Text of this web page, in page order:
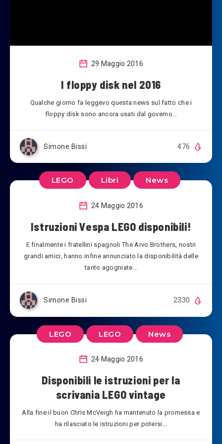
29 Maggio 2016
I floppy disk nel 2016
Qualche giorno fa leggevo questa news sul fatto che i
floppy disk sono ancora usati dal governo…
Simone Bissi 476
LEGO Libri News
24 Maggio 2016
Istruzioni Vespa LEGO disponibili!
E finalmente i fratellini spagnoli The Arvo Brothers, nostri
grandi amici, hanno infine annunciato la disponibilità delle
tanto agogniate…
Simone Bissi 2330
LEGO LEGO News
24 Maggio 2016
Disponibili le istruzioni per la
scrivania LEGO vintage
Alla fine il buon Chris McVeigh ha mantenuto la promessa e
ha rilasciato le istruzioni per potersi…